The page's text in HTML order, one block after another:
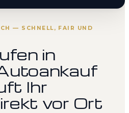
— SCHNELL, FAIR UND
in
Ihr
vor Ort